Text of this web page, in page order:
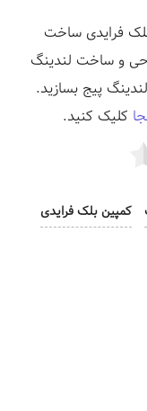
بلک فرایدی ساخت
و ساخت لندینگ
پیج بسازید.
کلیک کنید.
کمپین بلک فرایدی